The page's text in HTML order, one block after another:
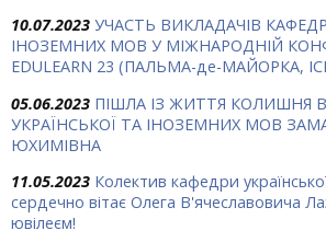
10.07.2023 УЧАСТЬ ВИКЛАДАЧІВ
ІНОЗЕМНИХ МОВ У МІЖНАРОДНІЙ
EDULEARN 23 (ПАЛЬМА-де-МАЙОРКА,
05.06.2023 ПІШЛА ІЗ ЖИТТЯ КОЛИШНЯ
УКРАЇНСЬКОЇ ТА ІНОЗЕМНИХ МОВ
ЮХИМІВНА
11.05.2023 Колектив кафедри
сердечно вітає Олега В'ячеславовича
ювілеєм!